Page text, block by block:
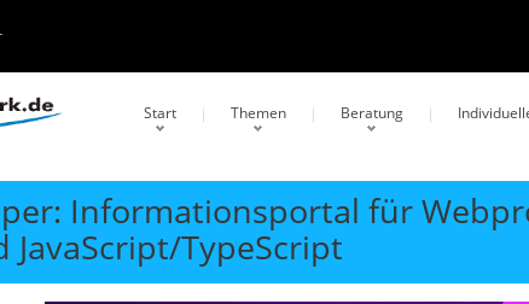
Start Themen Beratung
Informationsportal für
JavaScript/TypeScript